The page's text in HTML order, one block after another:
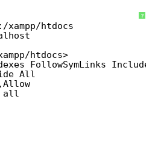
?
xampp/htdocs
htdocs>
FollowSymLinks Includes
All
all